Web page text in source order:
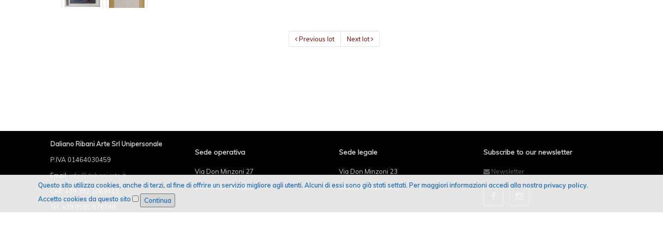
Previous lot Next lot
Daliano Ribani Arte Srl Unipersonale
P.IVA 01464030459
Email:info@dribaniarte.it
Sede operativa
Via Don Minzoni 27
54033 Carrara (MS)
Sede legale
Via Don Minzoni 23
54033 Carrara (MS)
Subscribe to our newsletter
Newsletter
Questo sito utilizza cookies, anche di terzi, al fine di offrire un servizio migliore agli utenti. Alcuni di essi sono già stati settati. Per maggiori informazioni accedi alla nostra privacy policy.
Accetto cookies da questo sito